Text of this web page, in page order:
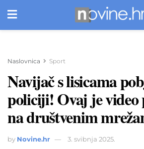
Naslovnica Sport
Navijač s lisicama
policiji! Ovaj je video
na društvenim
by Novine.hr 3. svibnja 2025.